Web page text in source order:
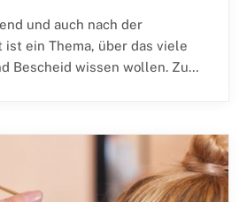
und auch nach der
ist ein Thema, über das viele
Bescheid wissen wollen. Zu…